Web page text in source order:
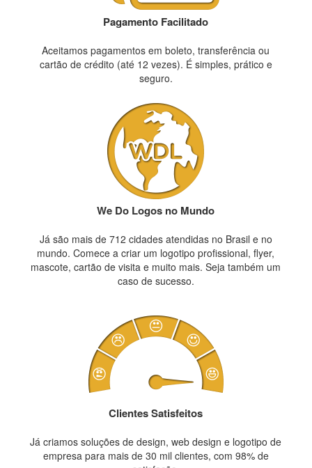
Pagamento Facilitado
Aceitamos pagamentos em boleto, transferência ou
cartão de crédito (até 12 vezes). É simples, prático e
seguro.
We Do Logos no Mundo
Já são mais de 712 cidades atendidas no Brasil e no
mundo. Comece a criar um logotipo profissional, flyer,
mascote, cartão de visita e muito mais. Seja também um
caso de sucesso.
Clientes Satisfeitos
Já criamos soluções de design, web design e logotipo de
empresa para mais de 30 mil clientes, com 98% de